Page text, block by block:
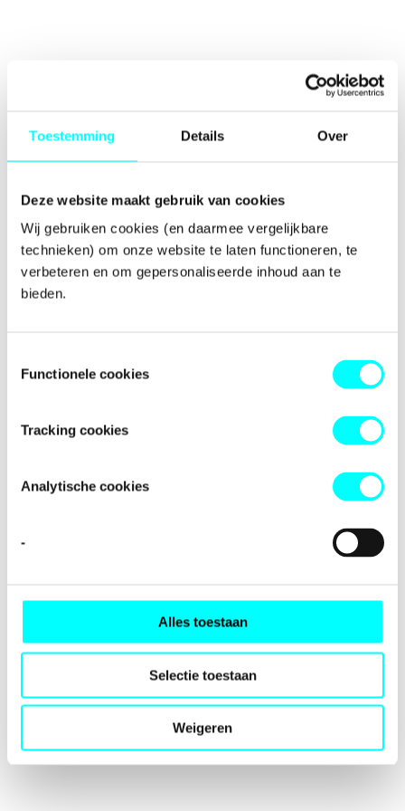
Toestemming Details Over
Deze website maakt gebruik van cookies
Wij gebruiken cookies (en daarmee vergelijkbare
technieken) om onze website te laten functioneren, te
verbeteren en om gepersonaliseerde inhoud aan te
bieden.
Functionele cookies
Tracking cookies
Analytische cookies
-
Alles toestaan
Selectie toestaan
Weigeren
-side exception has occurred while
browser consolefor